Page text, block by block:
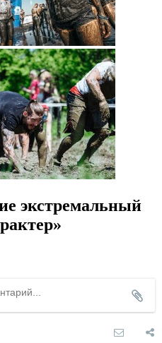
экстремальный